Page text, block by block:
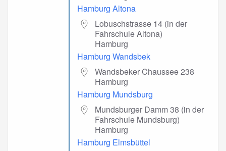
Hamburg Altona
Lobuschstrasse 14 (in der
Fahrschule Altona)
Hamburg
Hamburg Wandsbek
Wandsbeker Chaussee 238
Hamburg
Hamburg Mundsburg
Mundsburger Damm 38 (in der
Fahrschule Mundsburg)
Hamburg
Hamburg Elmsbüttel